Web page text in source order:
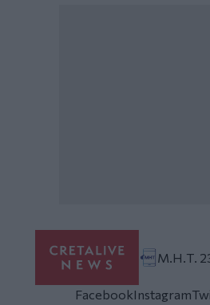
Μ.Η.Τ.
FacebookInstagram